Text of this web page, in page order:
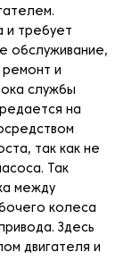
и требует
обслуживание,
ремонт и
службы
на
так как не
Так
между
колеса
Здесь
двигателя и